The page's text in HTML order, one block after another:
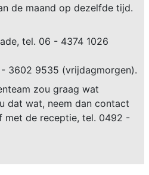
de maand op dezelfde tijd.
tel. 06 - 4374 1026
3602 9535 (vrijdagmorgen).
zou graag wat
dat wat, neem dan contact
met de receptie, tel. 0492 -